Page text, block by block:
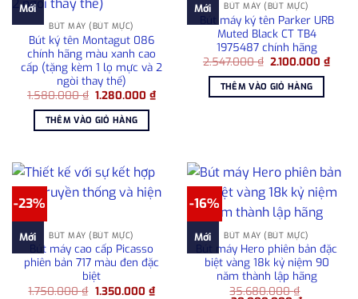
Mới
BÚT MÁY (BÚT MỰC)
Bút ký tên Montagut 086
chính hãng màu xanh cao
cấp (tặng kèm 1 lọ mực và 2
ngòi thay thế)
1.580.000₫ Giá
là:
1.580.000 ₫.
1.280.000₫Giá
hiện
THÊM VÀO GIỎ HÀNG
Mới BÚT MÁY (BÚT MỰC)
Bút máy ký tên Parker URB
Muted Black CT TB4
1975487 chính hãng
2.547.000₫ Giá
là:
2.547.000 ₫.
2.100.000₫Giá
hiện
THÊM VÀO GIỎ HÀNG
-23%
Mới BÚT MÁY (BÚT MỰC)
Bút máy cao cấp Picasso
phiên bản 717 màu đen đặc
biệt
1.750.000₫ Giá
1.350.000 ₫Giá
-16%
Mới BÚT MÁY (BÚT MỰC)
Bút máy Hero phiên bản đặc
biệt vàng 18k kỷ niệm 90
năm thành lập hãng
35.680.000₫